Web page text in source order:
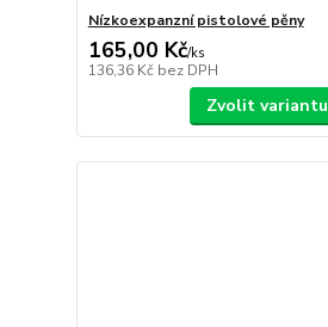
Nízkoexpanzní pistolové pěny
165,00 Kč/ks
136,36 Kč bez DPH
Zvolit variantu